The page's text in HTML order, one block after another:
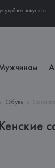
удобнее покупать
Обувь